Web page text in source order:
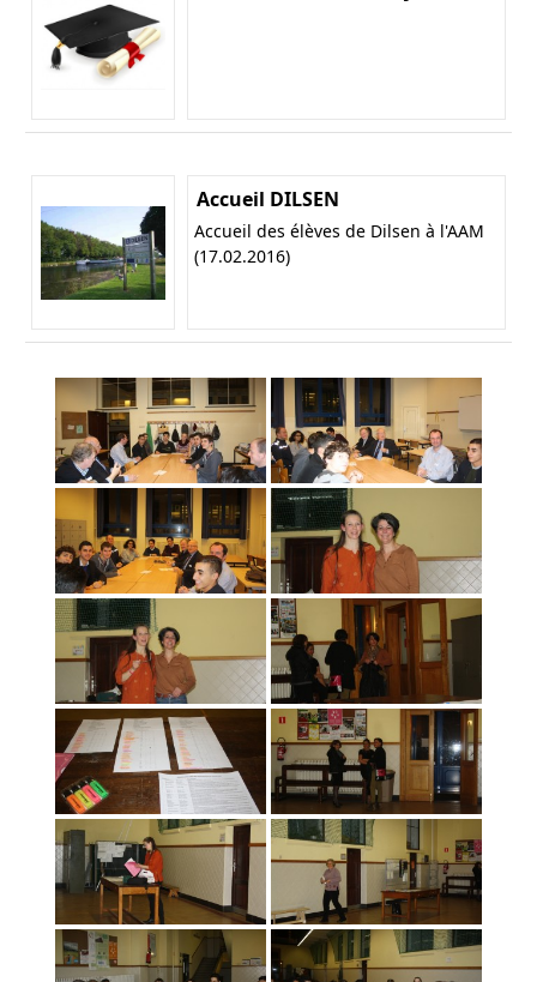
Accueil DILSEN
Accueil des élèves de Dilsen à l'AAM
(17.02.2016)